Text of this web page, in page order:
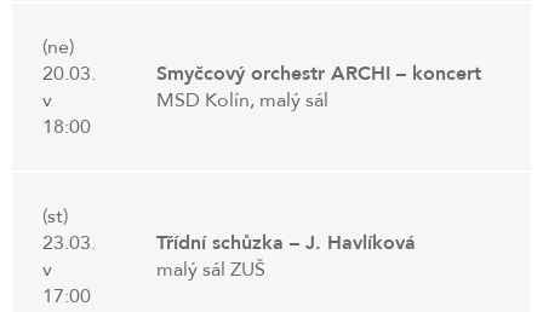
(ne)
20.03.
v
18:00
Smyčcový orchestr ARCHI – koncert
MSD Kolín, malý sál
(st)
23.03.
v
17:00
Třídní schůzka – J. Havlíková
malý sál ZUŠ